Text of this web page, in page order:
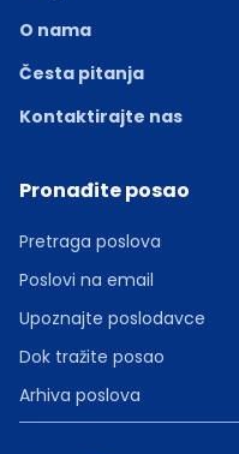
O nama
Česta pitanja
Kontaktirajte nas
Pronađite posao
Pretraga poslova
Poslovi na email
Upoznajte poslodavce
Dok tražite posao
Arhiva poslova